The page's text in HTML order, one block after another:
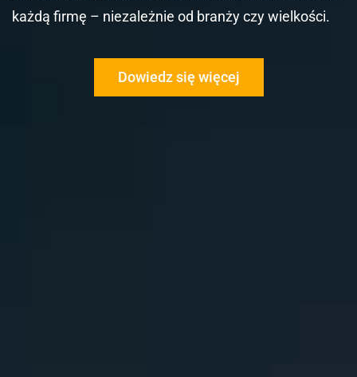
każdą firmę – niezależnie od branży czy wielkości.
Dowiedz się więcej